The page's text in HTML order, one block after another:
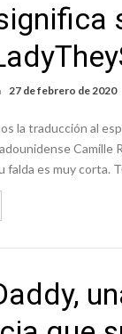
27 de febrero de 2020
la traducción al
Camille
falda es muy corta.